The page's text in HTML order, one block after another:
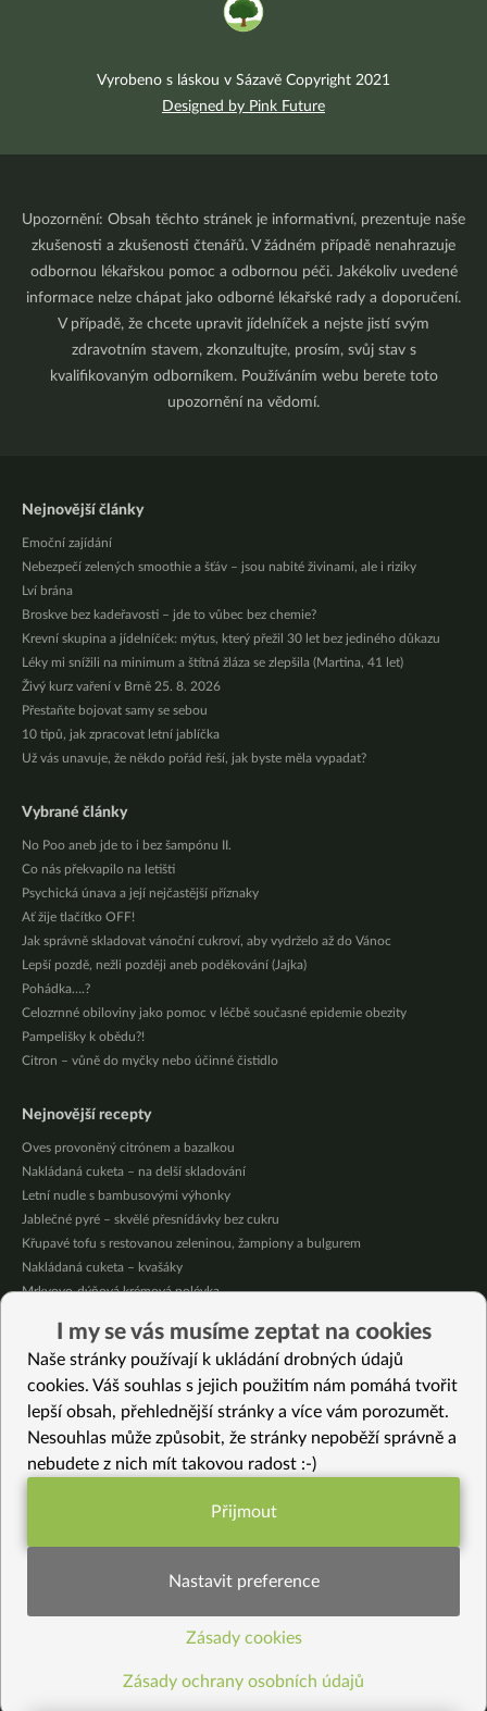
Vyrobeno s láskou v Sázavě Copyright 2021
Designed by Pink Future
Upozornění: Obsah těchto stránek je informativní, prezentuje naše
zkušenosti a zkušenosti čtenářů. V žádném případě nenahrazuje
odbornou lékařskou pomoc a odbornou péči. Jakékoliv uvedené
informace nelze chápat jako odborné lékařské rady a doporučení.
V případě, že chcete upravit jídelníček a nejste jistí svým
zdravotním stavem, zkonzultujte, prosím, svůj stav s
kvalifikovaným odborníkem. Používáním webu berete toto
upozornění na vědomí.
Nejnovější články
Emoční zajídání
Nebezpečí zelených smoothie a šťáv – jsou nabité živinami, ale i riziky
Lví brána
Broskve bez kadeřavosti – jde to vůbec bez chemie?
Krevní skupina a jídelníček: mýtus, který přežil 30 let bez jediného důkazu
Léky mi snížili na minimum a štítná žláza se zlepšila (Martina, 41 let)
Živý kurz vaření v Brně 25. 8. 2026
Přestaňte bojovat samy se sebou
10 tipů, jak zpracovat letní jablíčka
Už vás unavuje, že někdo pořád řeší, jak byste měla vypadat?
Vybrané články
No Poo aneb jde to i bez šampónu II.
Co nás překvapilo na letišti
Psychická únava a její nejčastější příznaky
Ať žije tlačítko OFF!
Jak správně skladovat vánoční cukroví, aby vydrželo až do Vánoc
Lepší pozdě, nežli později aneb poděkování (Jajka)
Pohádka….?
Celozrnné obiloviny jako pomoc v léčbě současné epidemie obezity
Pampelišky k obědu?!
Citron – vůně do myčky nebo účinné čistidlo
Nejnovější recepty
Oves provoněný citrónem a bazalkou
Nakládaná cuketa – na delší skladování
Letní nudle s bambusovými výhonky
Jablečné pyré – skvělé přesnídávky bez cukru
Křupavé tofu s restovanou zeleninou, žampiony a bulgurem
Nakládaná cuketa – kvašáky
Mrkvovo-dýňová krémová polévka
Osvěžující čaj s citronovými bylinkami
Nepečený jablečný dort s rybízem
Vybrané recepty
Indické plněné taštičky Litti jinak
Makové sušenky (bezlepkové)
Ječné palačinky se švestkovým rozvarem
Hrachová kaše s ořechy
Napařovaný jáhlelník s mákem a mrkví (bezlepkový)
Čočka na kari s cuketou
I my se vás musíme zeptat na cookies
Naše stránky používají k ukládání drobných údajů
cookies. Váš souhlas s jejich použitím nám pomáhá tvořit
lepší obsah, přehlednější stránky a více vám porozumět.
Nesouhlas může způsobit, že stránky nepoběží správně a
nebudete z nich mít takovou radost :-)
Funkční nastavení potřebujeme (vždy
Statistiky pro lepší obsah
Přijmout
Nastavit preference
Zásady cookies
Zásady ochrany osobních údajů